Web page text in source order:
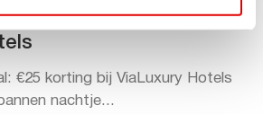
Deal: 20% korting bij
€25 korting bij ViaLuxury Hotels
nachtje...